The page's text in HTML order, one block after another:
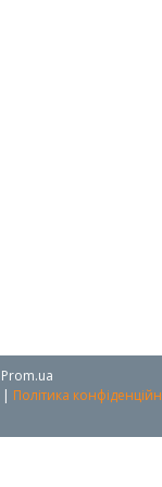
Prom.ua
| Політика